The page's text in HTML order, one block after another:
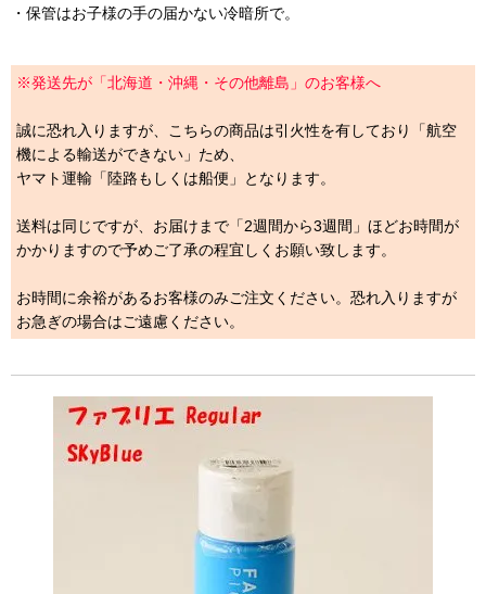
・保管はお子様の手の届かない冷暗所で。
※発送先が「北海道・沖縄・その他離島」のお客様へ
誠に恐れ入りますが、こちらの商品は引火性を有しており「航空
機による輸送ができない」ため、
ヤマト運輸「陸路もしくは船便」となります。
送料は同じですが、お届けまで「2週間から3週間」ほどお時間が
かかりますので予めご了承の程宜しくお願い致します。
お時間に余裕があるお客様のみご注文ください。恐れ入りますが
お急ぎの場合はご遠慮ください。